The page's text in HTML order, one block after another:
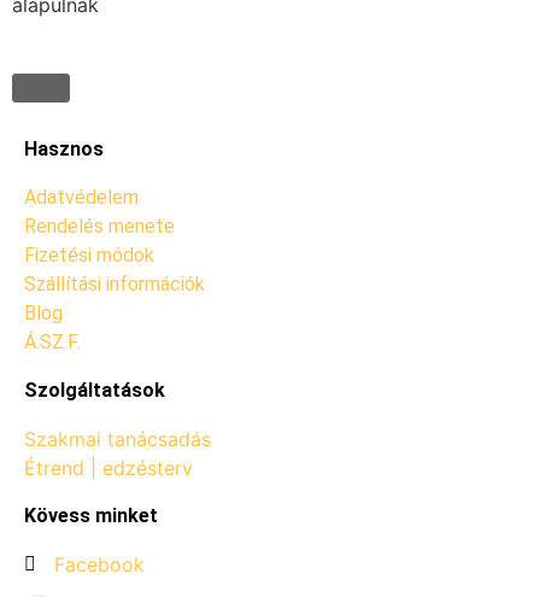
alapulnak
Hasznos
Adatvédelem
Rendelés menete
Fizetési módok
Szállítási információk
Blog
Á.SZ.F.
Szolgáltatások
Szakmai tanácsadás
Étrend | edzésterv
Kövess minket
Facebook